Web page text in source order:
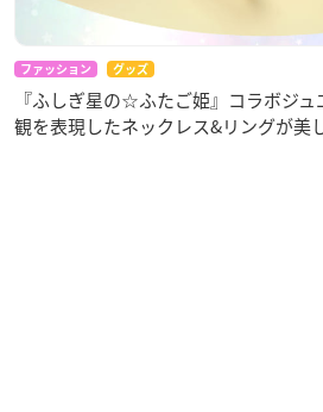
ファッション グッズ
『ふしぎ星の☆ふたご姫』コラボジ
観を表現したネックレス&リングが美